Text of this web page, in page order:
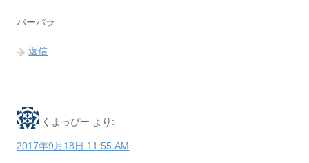
バーバラ
返信
くまっぴー より:
2017年9月18日 11:55 AM